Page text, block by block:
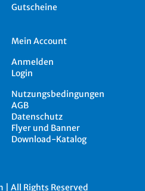
Gutscheine
Mein Account
Anmelden
Login
Nutzungsbedingungen
AGB
Datenschutz
Flyer und Banner
Download-Katalog
All Rights Reserved